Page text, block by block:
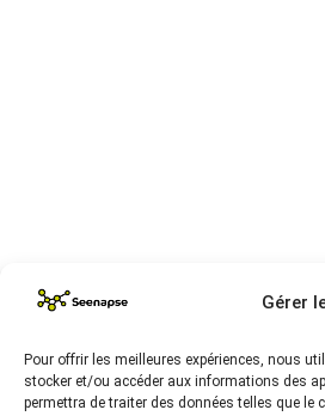
Gérer
Pour offrir les meilleures expériences, nous
stocker et/ou accéder aux informations des
permettra de traiter des données telles que